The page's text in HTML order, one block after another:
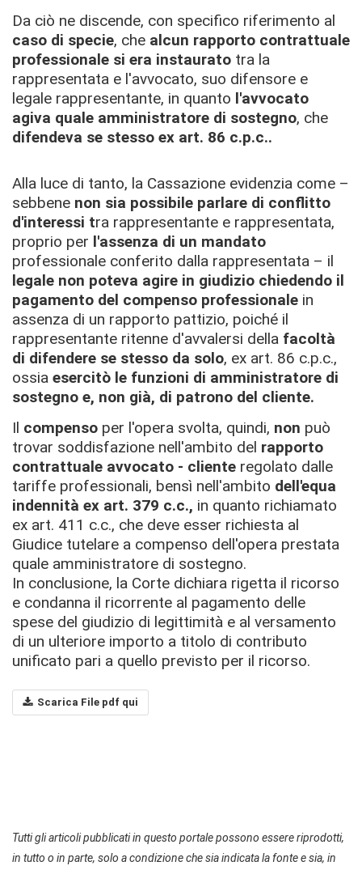
Da ciò ne discende, con specifico riferimento al
caso di specie, che alcun rapporto contrattuale
professionale si era instaurato tra la
rappresentata e l'avvocato, suo difensore e
legale rappresentante, in quanto l'avvocato
agiva quale amministratore di sostegno, che
difendeva se stesso ex art. 86 c.p.c..
Alla luce di tanto, la Cassazione evidenzia come –
sebbene non sia possibile parlare di conflitto
d'interessi tra rappresentante e rappresentata,
proprio per l'assenza di un mandato
professionale conferito dalla rappresentata – il
legale non poteva agire in giudizio chiedendo il
pagamento del compenso professionale in
assenza di un rapporto pattizio, poiché il
rappresentante ritenne d'avvalersi della facoltà
di difendere se stesso da solo, ex art. 86 c.p.c.,
ossia esercitò le funzioni di amministratore di
sostegno e, non già, di patrono del cliente.
Il compenso per l'opera svolta, quindi, non può
trovar soddisfazione nell'ambito del rapporto
contrattuale avvocato - cliente regolato dalle
tariffe professionali, bensì nell'ambito dell'equa
indennità ex art. 379 c.c., in quanto richiamato
ex art. 411 c.c., che deve esser richiesta al
Giudice tutelare a compenso dell'opera prestata
quale amministratore di sostegno.
In conclusione, la Corte dichiara rigetta il ricorso
e condanna il ricorrente al pagamento delle
spese del giudizio di legittimità e al versamento
di un ulteriore importo a titolo di contributo
unificato pari a quello previsto per il ricorso.
Scarica File pdf qui
Tutti gli articoli pubblicati in questo portale possono essere riprodotti,
in tutto o in parte, solo a condizione che sia indicata la fonte e sia, in